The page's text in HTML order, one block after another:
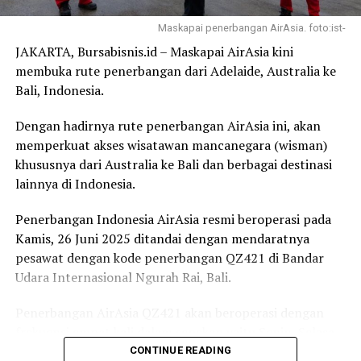
Untuk informasi lainnya mengenai ketentuan kriteria
penumpang dan persyaratan yang harus dipenuhi dapat
mengakses https://www.garuda-
indonesia.com/id/id/news-and-events/kebijakan-
operasional-terkait-covid19.
Keterangan lebih lanjut terkait layanan penerbangan
dapat diakses melalui layanan call center Garuda
Indonesia +6221-2351 9999 dan 0804 1 807 807, website
www.garuda-indonesia.com serta mobile apps Garuda
Sementara itu, Airport Manager Lion Group Kendari,
Dedy mengungkapkan bahwa, tidak ada penjualan tiket
melalui situs travel agent online dan semua penjualan
Maskapai penerbangan AirAsia. foto:ist-
JAKARTA, Bursabisnis.id – Maskapai AirAsia kini
membuka rute penerbangan dari Adelaide, Australia ke
Bali, Indonesia.
Dengan hadirnya rute penerbangan AirAsia ini, akan
memperkuat akses wisatawan mancanegara (wisman)
khususnya dari Australia ke Bali dan berbagai destinasi
lainnya di Indonesia.
Penerbangan Indonesia AirAsia resmi beroperasi pada
Kamis, 26 Juni 2025 ditandai dengan mendaratnya
pesawat dengan kode penerbangan QZ421 di Bandar
Udara Internasional Ngurah Rai, Bali.
CONTINUE READING